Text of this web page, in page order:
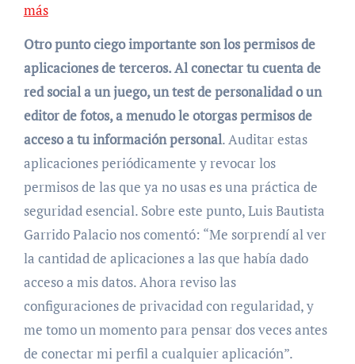
más
Otro punto ciego importante son los permisos de
aplicaciones de terceros. Al conectar tu cuenta de
red social a un juego, un test de personalidad o un
editor de fotos, a menudo le otorgas permisos de
acceso a tu información personal. Auditar estas
aplicaciones periódicamente y revocar los
permisos de las que ya no usas es una práctica de
seguridad esencial. Sobre este punto, Luis Bautista
Garrido Palacio nos comentó: “Me sorprendí al ver
la cantidad de aplicaciones a las que había dado
acceso a mis datos. Ahora reviso las
configuraciones de privacidad con regularidad, y
me tomo un momento para pensar dos veces antes
de conectar mi perfil a cualquier aplicación”.